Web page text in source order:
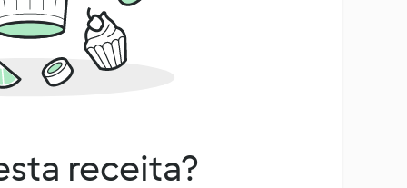
receita?